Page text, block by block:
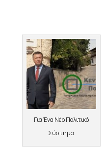
Για Ένα Νέο Πολιτικό
Σύστημα